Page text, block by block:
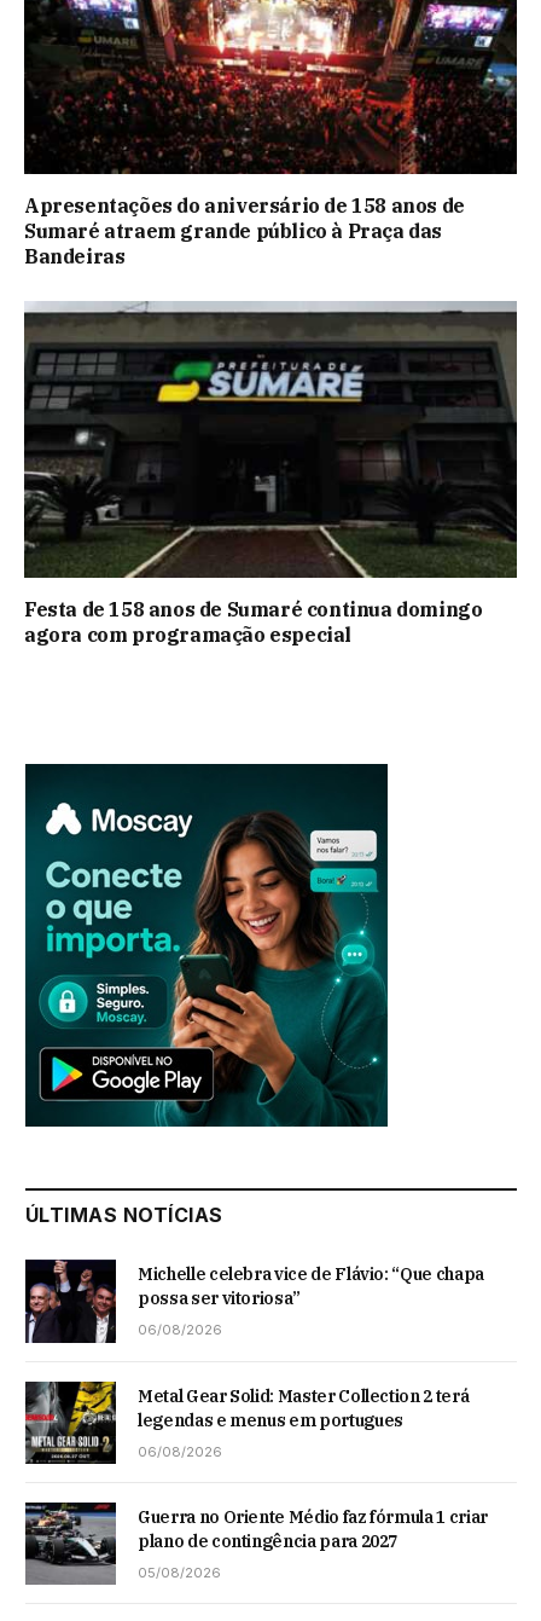
Apresentações do aniversário de 158 anos de
Sumaré atraem grande público à Praça das
Bandeiras
Festa de 158 anos de Sumaré continua domingo
agora com programação especial
ÚLTIMAS NOTÍCIAS
Michelle celebra vice de Flávio: “Que chapa
possa ser vitoriosa”
06/08/2026
Metal Gear Solid: Master Collection 2 terá
legendas e menus em portugues
06/08/2026
Guerra no Oriente Médio faz fórmula 1 criar
plano de contingência para 2027
05/08/2026